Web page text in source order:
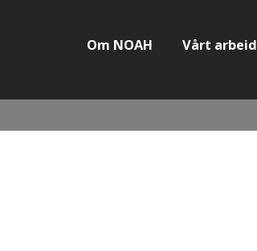
Om NOAH Vårt arbeid